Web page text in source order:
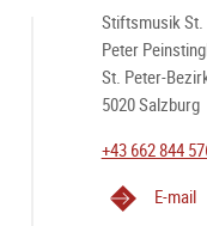
Stiftsmusik St.
Peter
St. Peter-
5020 Salzburg
+43 662 844
E-mail